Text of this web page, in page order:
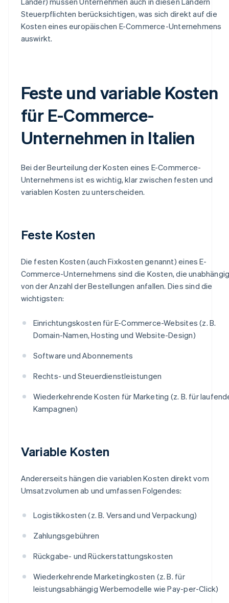
Steuerpflichten berücksichtigen, was sich direkt auf die
Kosten eines europäischen E-Commerce-Unternehmens
auswirkt.
Feste und variable Kosten
für E-Commerce-
Unternehmen in Italien
Bei der Beurteilung der Kosten eines E-Commerce-
Unternehmens ist es wichtig, klar zwischen festen und
variablen Kosten zu unterscheiden.
Feste Kosten
Die festen Kosten (auch Fixkosten genannt) eines E-
Commerce-Unternehmens sind die Kosten, die
von der Anzahl der Bestellungen anfallen. Dies sind die
wichtigsten:
Einrichtungskosten für E-Commerce-Websites (z. B.
Domain-Namen, Hosting und Website-Design)
Software und Abonnements
Rechts- und Steuerdienstleistungen
Wiederkehrende Kosten für Marketing (z. B. für
Kampagnen)
Variable Kosten
Andererseits hängen die variablen Kosten direkt vom
Umsatzvolumen ab und umfassen Folgendes:
Logistikkosten (z. B. Versand und Verpackung)
Zahlungsgebühren
Rückgabe- und Rückerstattungskosten
Wiederkehrende Marketingkosten (z. B. für
leistungsabhängig Werbemodelle wie Pay-per-Click)